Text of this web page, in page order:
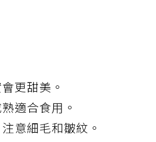
更甜美。
適合食用。
意細毛和皺紋。